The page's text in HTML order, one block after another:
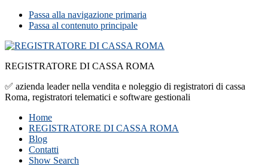
Passa alla navigazione primaria
Passa al contenuto principale
REGISTRATORE DI CASSA ROMA
✅ azienda leader nella vendita e noleggio di registratori di cassa
Roma, registratori telematici e software gestionali
Home
REGISTRATORE DI CASSA ROMA
Blog
Contatti
Show Search